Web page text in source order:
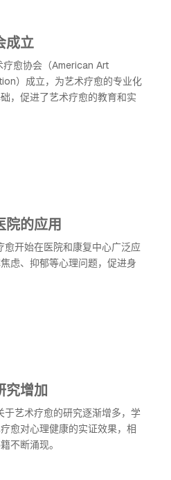
成立
愈协会（American Art
）成立，为艺术疗愈的专业化
，促进了艺术疗愈的教育和实
院的应用
开始在医院和康复中心广泛应
虑、抑郁等心理问题，促进身
究增加
艺术疗愈的研究逐渐增多，学
愈对心理健康的实证效果，相
不断涌现。